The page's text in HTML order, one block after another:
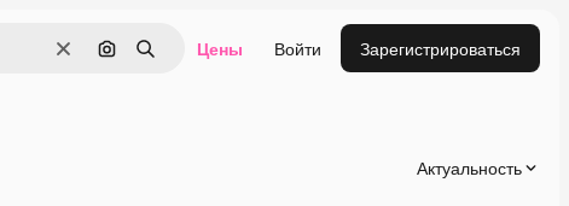
ОчиститьПоиск по изображению
Поиск Цены Войти Зарегистрироваться
Актуальность